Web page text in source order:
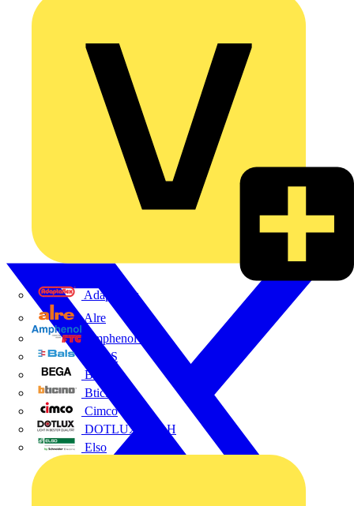
Adaptaflex
Alre
Amphenol FTG
BALS
Bega
Bticino
Cimco
DOTLUX GmbH
Elso